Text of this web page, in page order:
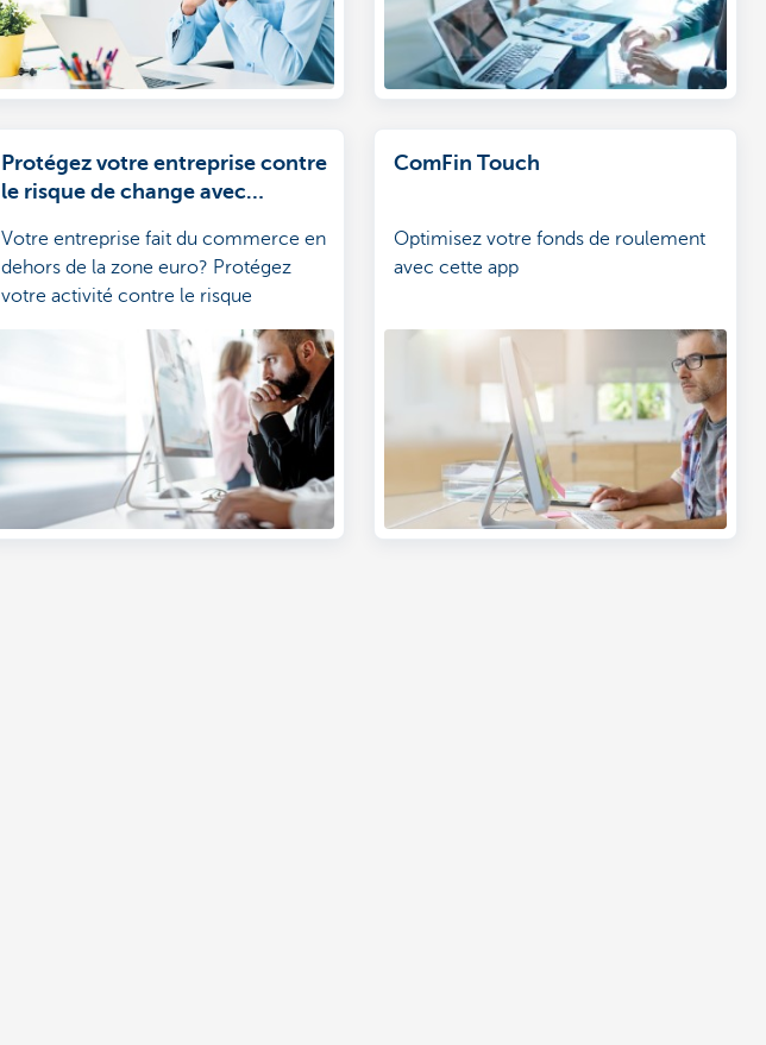
Protégez votre entreprise contre
le risque de change avec
Votre entreprise fait du commerce en
dehors de la zone euro? Protégez
votre activité contre le risque
de devise et effectuez vous-même
vos transactions sur les marchés des
ComFin Touch
Optimisez votre fonds de roulement
avec cette app